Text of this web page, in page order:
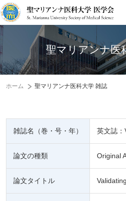
聖マリアンナ医
ホーム 聖マリアンナ医科大学 雑誌
雑誌名（巻・号・年） 英文誌：
論文の種類 Original
論文タイトル